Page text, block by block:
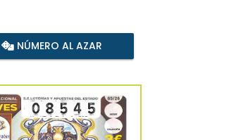
NÚMERO AL AZAR